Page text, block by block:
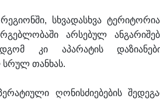
სხვადასხვა
არსებულ
კი აპარატის
თანხას.
ღონისძიებების